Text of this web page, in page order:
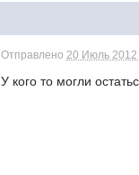
Отправлено20 Июль 2012
У кого то могли